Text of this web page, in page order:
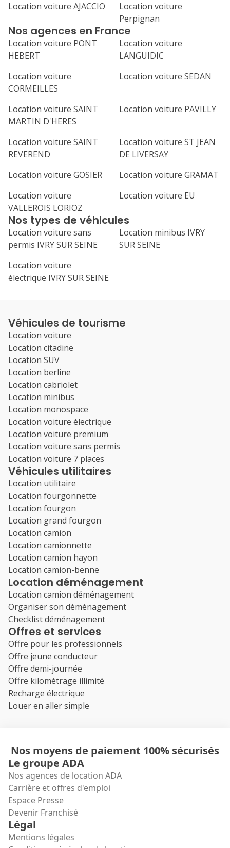
Location voiture AJACCIO
Location voiture
Perpignan
Nos agences en France
Location voiture PONT
HEBERT
Location voiture
LANGUIDIC
Location voiture
CORMEILLES
Location voiture SEDAN
Location voiture SAINT
MARTIN D'HERES
Location voiture PAVILLY
Location voiture SAINT
REVEREND
Location voiture ST JEAN
DE LIVERSAY
Location voiture GOSIER
Location voiture GRAMAT
Location voiture
VALLEROIS LORIOZ
Location voiture EU
Nos types de véhicules
Location voiture sans
permis IVRY SUR SEINE
Location minibus IVRY
SUR SEINE
Location voiture
électrique IVRY SUR SEINE
Véhicules de tourisme
Location voiture
Location citadine
Location SUV
Location berline
Location cabriolet
Location minibus
Location monospace
Location voiture électrique
Location voiture premium
Location voiture sans permis
Location voiture 7 places
Véhicules utilitaires
Location utilitaire
Location fourgonnette
Location fourgon
Location grand fourgon
Location camion
Location camionnette
Location camion hayon
Location camion-benne
Location déménagement
Location camion déménagement
Organiser son déménagement
Checklist déménagement
Offres et services
Offre pour les professionnels
Offre jeune conducteur
Offre demi-journée
Offre kilométrage illimité
Recharge électrique
Louer en aller simple
Nos moyens de paiement 100% sécurisés
Le groupe ADA
Nos agences de location ADA
Carrière et offres d'emploi
Espace Presse
Devenir Franchisé
Légal
Mentions légales